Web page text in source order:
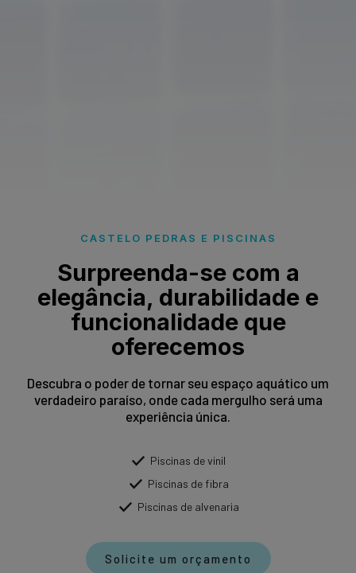
CASTELO PEDRAS E PISCINAS
Surpreenda-se com a
elegância, durabilidade e
funcionalidade que
oferecemos
Descubra o poder de tornar seu espaço aquático um
verdadeiro paraíso, onde cada mergulho será uma
experiência única.
Piscinas de vinil
Piscinas de fibra
Piscinas de alvenaria
Solicite um orçamento